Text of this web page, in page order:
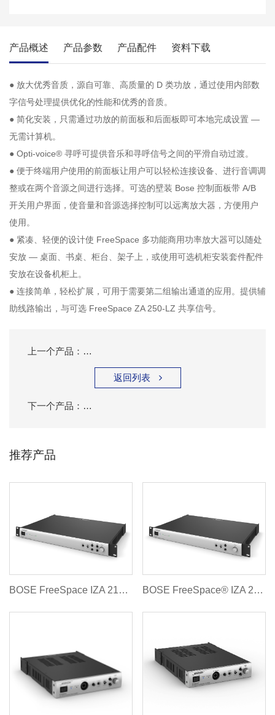
产品概述 产品参数 产品配件 资料下载
● 放大优秀音质，源自可靠、高质量的 D 类功放，通过使用内部数
字信号处理提供优化的性能和优秀的音质。
● 简化安装，只需通过功放的前面板和后面板即可本地完成设置 —
无需计算机。
● Opti-voice® 寻呼可提供音乐和寻呼信号之间的平滑自动过渡。
● 便于终端用户使用的前面板让用户可以轻松连接设备、进行音调调
整或在两个音源之间进行选择。可选的壁装 Bose 控制面板带 A/B
开关用户界面，使音量和音源选择控制可以远离放大器，方便用户
使用。
● 紧凑、轻便的设计使 FreeSpace 多功能商用功率放大器可以随处
安放 — 桌面、书桌、柜台、架子上，或使用可选机柜安装套件配件
安放在设备机柜上。
● 连接简单，轻松扩展，可用于需要第二组输出通道的应用。提供辅
助线路输出，与可选 FreeSpace ZA 250-LZ 共享信号。
上一个产品：
BOSE FreeSpace® IZA 2120-LZ 商用功放
返回列表 
下一个产品：
BOSE FreeSpace® IZA 190-HZ 商用功放
推荐产品
BOSE FreeSpace IZA 2120-HZ 商用功放 技术数据表 BOSE FreeSpace® IZA 2120-LZ 商用功放